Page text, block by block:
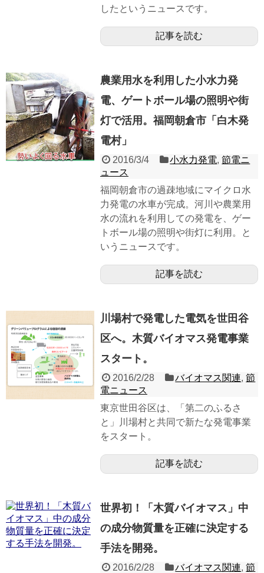
したというニュースです。
記事を読む
農業用水を利用した小水力発
電、ゲートボール場の照明や街
灯で活用。福岡朝倉市「白木発
電村」
2016/3/4 小水力発電,節電ニ
ュース
福岡朝倉市の過疎地域にマイクロ水
力発電の水車が完成。河川や農業用
水の流れを利用しての発電を、ゲー
トボール場の照明や街灯に利用。と
いうニュースです。
記事を読む
川場村で発電した電気を世田谷
区へ。木質バイオマス発電事業
スタート。
2016/2/28 バイオマス関連,節
電ニュース
東京世田谷区は、「第二のふるさ
と」川場村と共同で新たな発電事業
をスタート。
記事を読む
世界初！「木質バイオマス」中
の成分物質量を正確に決定する
手法を開発。
2016/2/28 バイオマス関連,節